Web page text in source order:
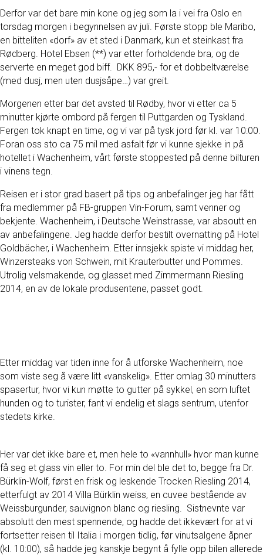
Derfor var det bare min kone og jeg som la i vei fra Oslo en
torsdag morgen i begynnelsen av juli. Første stopp ble Maribo,
en bitteliten «dorf» av et sted i Danmark, kun et steinkast fra
Rødberg. Hotel Ebsen (**) var etter forholdende bra, og de
serverte en meget god biff. DKK 895,- for et dobbeltværelse
(med dusj, men uten dusjsåpe…) var greit.
Morgenen etter bar det avsted til Rødby, hvor vi etter ca 5
minutter kjørte ombord på fergen til Puttgarden og Tyskland.
Fergen tok knapt en time, og vi var på tysk jord før kl. var 10:00.
Foran oss sto ca 75 mil med asfalt før vi kunne sjekke in på
hotellet i Wachenheim, vårt første stoppested på denne bilturen
i vinens tegn.
Reisen er i stor grad basert på tips og anbefalinger jeg har fått
fra medlemmer på FB-gruppen Vin-Forum, samt venner og
bekjente. Wachenheim, i Deutsche Weinstrasse, var absoutt en
av anbefalingene. Jeg hadde derfor bestilt overnatting på Hotel
Goldbächer, i Wachenheim. Etter innsjekk spiste vi middag her,
Winzersteaks von Schwein, mit Krauterbutter und Pommes.
Utrolig velsmakende, og glasset med Zimmermann Riesling
2014, en av de lokale produsentene, passet godt.
Etter middag var tiden inne for å utforske Wachenheim, noe
som viste seg å være litt «vanskelig». Etter omlag 30 minutters
spasertur, hvor vi kun møtte to gutter på sykkel, en som luftet
hunden og to turister, fant vi endelig et slags sentrum, utenfor
stedets kirke.
Her var det ikke bare et, men hele to «vannhull» hvor man kunne
få seg et glass vin eller to. For min del ble det to, begge fra Dr.
Bürklin-Wolf, først en frisk og leskende Trocken Riesling 2014,
etterfulgt av 2014 Villa Bürklin weiss, en cuvee bestående av
Weissburgunder, sauvignon blanc og riesling. Sistnevnte var
absolutt den mest spennende, og hadde det ikkevært for at vi
fortsetter reisen til Italia i morgen tidlig, før vinutsalgene åpner
(kl. 10:00), så hadde jeg kanskje begynt å fylle opp bilen allerede